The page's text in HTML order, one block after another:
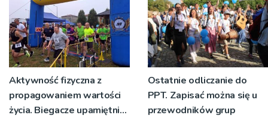
Aktywność fizyczna z
propagowaniem wartości
życia. Biegacze upamiętnili
Ostatnie odliczanie do
PPT. Zapisać można się u
przewodników grup